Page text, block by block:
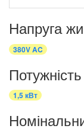
Напруга
380V AC
Потужність
1,5 кВт